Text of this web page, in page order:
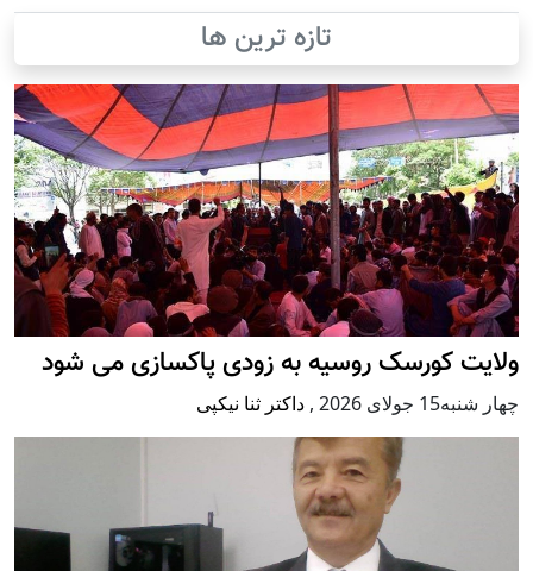
تازه ترین ها
ولایت کورسک روسیه به زودی پاکسازی می شود
چهار شنبه15 جولای 2026 , داکتر ثنا نیکپی